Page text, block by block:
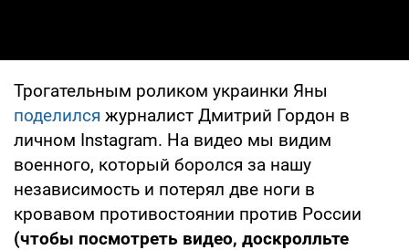
Трогательным роликом украинки Яны
поделился журналист Дмитрий Гордон в
личном Instagram. На видео мы видим
военного, который боролся за нашу
независимость и потерял две ноги в
кровавом противостоянии против России
(чтобы посмотреть видео, доскролльте